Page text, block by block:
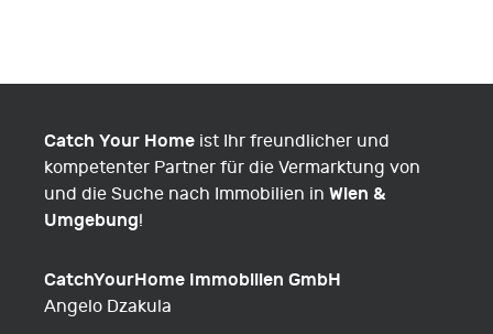
Catch Your Home ist Ihr freundlicher und
kompetenter Partner für die Vermarktung von
und die Suche nach Immobilien in Wien &
Umgebung!
CatchYourHome Immobilien GmbH
Angelo Dzakula